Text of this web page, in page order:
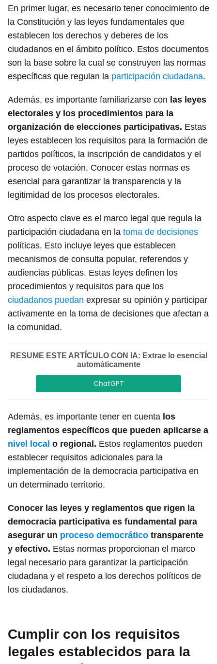
En primer lugar, es necesario tener conocimiento de
la Constitución y las leyes fundamentales que
establecen los derechos y deberes de los
ciudadanos en el ámbito político. Estos documentos
son la base sobre la cual se construyen las normas
específicas que regulan la participación ciudadana.
Además, es importante familiarizarse con las leyes
electorales y los procedimientos para la
organización de elecciones participativas. Estas
leyes establecen los requisitos para la formación de
partidos políticos, la inscripción de candidatos y el
proceso de votación. Conocer estas normas es
esencial para garantizar la transparencia y la
legitimidad de los procesos electorales.
Otro aspecto clave es el marco legal que regula la
participación ciudadana en la toma de decisiones
políticas. Esto incluye leyes que establecen
mecanismos de consulta popular, referendos y
audiencias públicas. Estas leyes definen los
procedimientos y requisitos para que los
ciudadanos puedan expresar su opinión y participar
activamente en la toma de decisiones que afectan a
la comunidad.
RESUME ESTE ARTÍCULO CON IA: Extrae lo esencial
automáticamente
ChatGPT
Además, es importante tener en cuenta los
reglamentos específicos que pueden aplicarse a
nivel local o regional. Estos reglamentos pueden
establecer requisitos adicionales para la
implementación de la democracia participativa en
un determinado territorio.
Conocer las leyes y reglamentos que rigen la
democracia participativa es fundamental para
asegurar un proceso democrático transparente
y efectivo. Estas normas proporcionan el marco
legal necesario para garantizar la participación
ciudadana y el respeto a los derechos políticos de
los ciudadanos.
Cumplir con los requisitos
legales establecidos para la